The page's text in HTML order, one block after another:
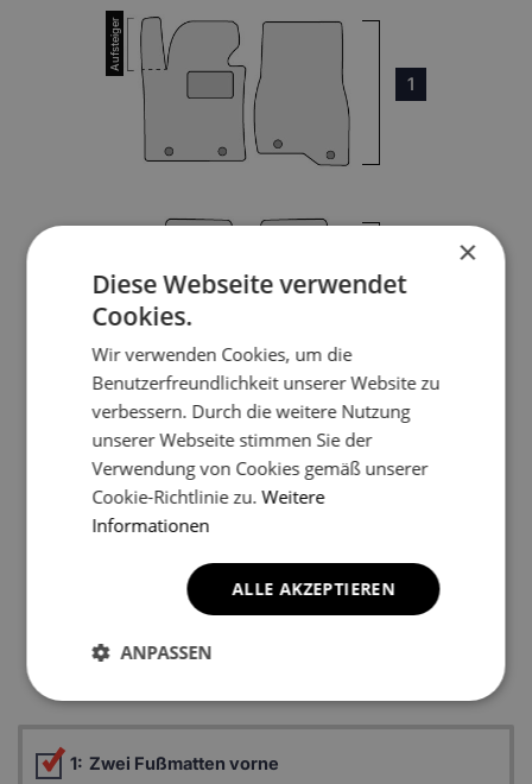
1
4
5
Autofußboden unterscheiden.
1: Zwei Fußmatten vorne
×
Diese Webseite verwendet
Cookies.
Wir verwenden Cookies, um die
Benutzerfreundlichkeit unserer Website zu
verbessern. Durch die weitere Nutzung
unserer Webseite stimmen Sie der
Verwendung von Cookies gemäß unserer
Cookie-Richtlinie zu.Weitere
Informationen
ALLE AKZEPTIEREN
ANPASSEN